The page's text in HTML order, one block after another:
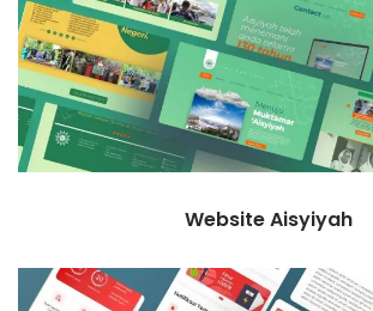
Website Aisyiyah